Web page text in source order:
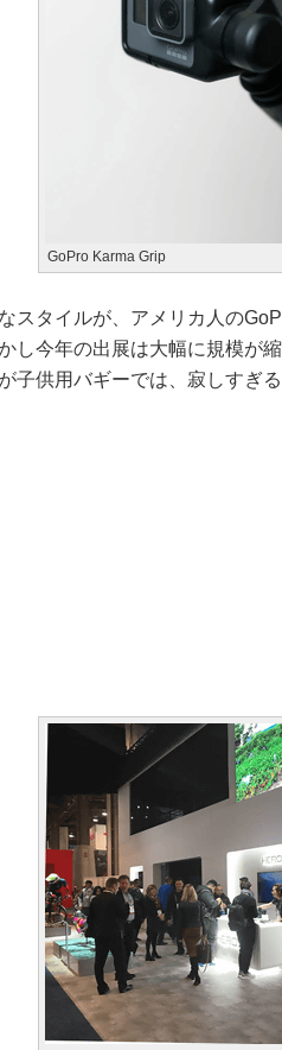
GoPro Karma Grip
スタイルが、アメリカ人の
し今年の出展は大幅に規模が
子供用バギーでは、寂しすぎる